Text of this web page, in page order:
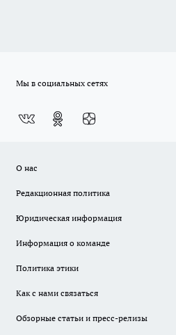
Мы в социальных сетях
О нас
Редакционная политика
Юридическая информация
Информация о команде
Политика этики
Как с нами связаться
Обзорные статьи и пресс-релизы